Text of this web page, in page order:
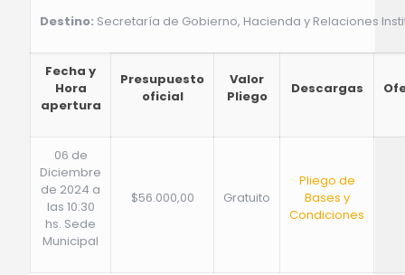
Destino: Secretaría de Gobierno, Hacienda y Relaciones
Fecha y
Hora
apertura
Presupuesto
oficial
Valor
Pliego
Descargas
06 de
Diciembre
de 2024 a
las 10:30
hs. Sede
Municipal
$56.000,00 Gratuito
Pliego de
Bases y
Condiciones